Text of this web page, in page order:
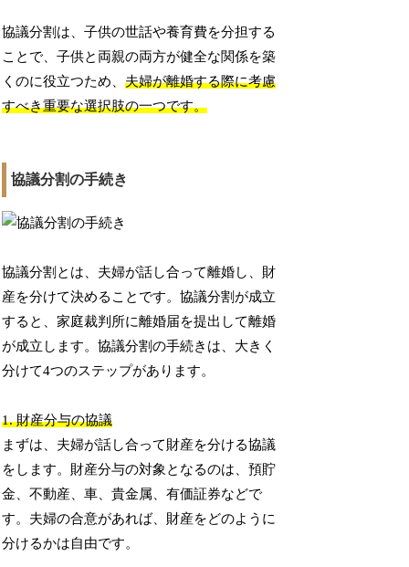
協議分割は、子供の世話や養育費を分担する
ことで、子供と両親の両方が健全な関係を築
くのに役立つため、夫婦が離婚する際に考慮
すべき重要な選択肢の一つです。
協議分割の手続き
協議分割とは、夫婦が話し合って離婚し、財
産を分けて決めることです。協議分割が成立
すると、家庭裁判所に離婚届を提出して離婚
が成立します。協議分割の手続きは、大きく
分けて4つのステップがあります。
1. 財産分与の協議
まずは、夫婦が話し合って財産を分ける協議
をします。財産分与の対象となるのは、預貯
金、不動産、車、貴金属、有価証券などで
す。夫婦の合意があれば、財産をどのように
分けるかは自由です。